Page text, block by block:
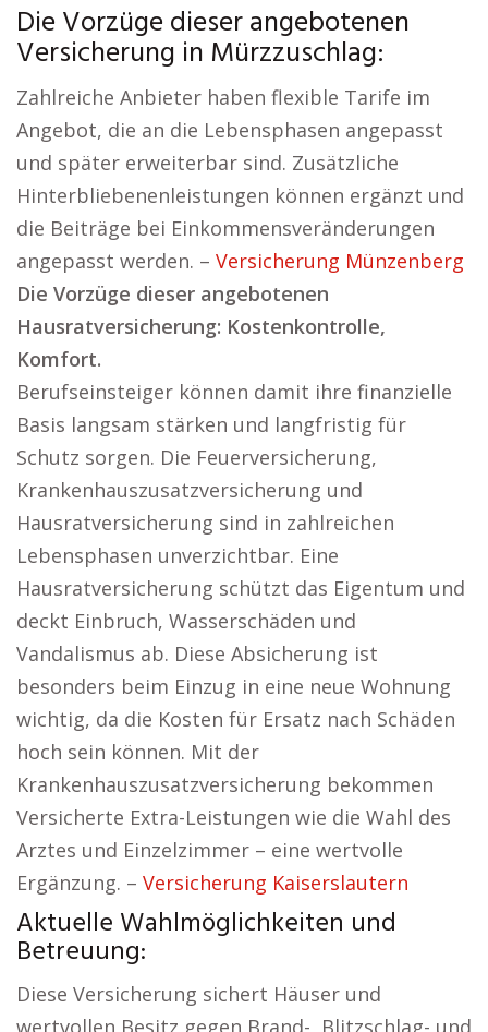
Die Vorzüge dieser angebotenen
Versicherung in Mürzzuschlag:
Zahlreiche Anbieter haben flexible Tarife im
Angebot, die an die Lebensphasen angepasst
und später erweiterbar sind. Zusätzliche
Hinterbliebenenleistungen können ergänzt und
die Beiträge bei Einkommensveränderungen
angepasst werden. – Versicherung Münzenberg
Die Vorzüge dieser angebotenen
Hausratversicherung: Kostenkontrolle,
Komfort.
Berufseinsteiger können damit ihre finanzielle
Basis langsam stärken und langfristig für
Schutz sorgen. Die Feuerversicherung,
Krankenhauszusatzversicherung und
Hausratversicherung sind in zahlreichen
Lebensphasen unverzichtbar. Eine
Hausratversicherung schützt das Eigentum und
deckt Einbruch, Wasserschäden und
Vandalismus ab. Diese Absicherung ist
besonders beim Einzug in eine neue Wohnung
wichtig, da die Kosten für Ersatz nach Schäden
hoch sein können. Mit der
Krankenhauszusatzversicherung bekommen
Versicherte Extra-Leistungen wie die Wahl des
Arztes und Einzelzimmer – eine wertvolle
Ergänzung. – Versicherung Kaiserslautern
Aktuelle Wahlmöglichkeiten und
Betreuung:
Diese Versicherung sichert Häuser und
wertvollen Besitz gegen Brand-, Blitzschlag- und